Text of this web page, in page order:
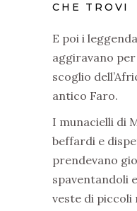
CHE TROVI
E poi i
aggiravano per
scoglio
antico Faro.
I munacielli di
beffardi e
prendevano
spaventandoli
veste di piccoli